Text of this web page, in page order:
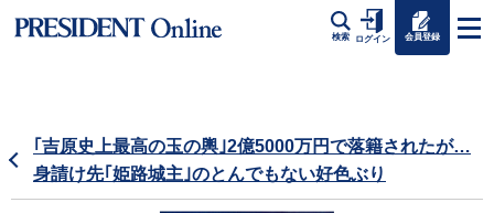
検索 ログイン 会員登録
｢吉原史上最高の玉の輿｣2億5000万円で落籍されたが…
身請け先｢姫路城主｣のとんでもない好色ぶり